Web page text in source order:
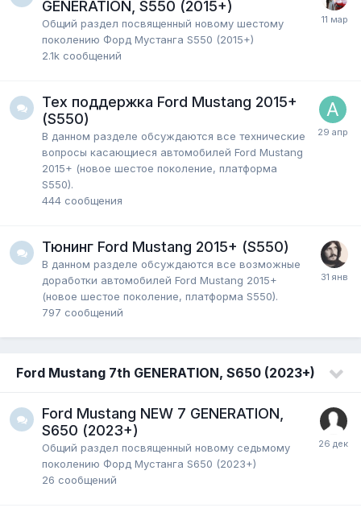
GENERATION, S550 (2015+)
Общий раздел посвященный новому шестому
поколению Форд Мустанга S550 (2015+)
2.1k сообщений
Тех поддержка Ford Mustang 2015+
(S550)
В данном разделе обсуждаются все технические
вопросы касающиеся автомобилей Ford Mustang
2015+ (новое шестое поколение, платформа
S550).
444 сообщения
Тюнинг Ford Mustang 2015+ (S550)
В данном разделе обсуждаются все возможные
доработки автомобилей Ford Mustang 2015+
(новое шестое поколение, платформа S550).
797 сообщений
Ford Mustang 7th GENERATION, S650 (2023+)
Ford Mustang NEW 7 GENERATION,
S650 (2023+)
Общий раздел посвященный новому седьмому
поколению Форд Мустанга S650 (2023+)
26 сообщений